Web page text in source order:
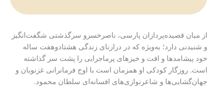
از میان قصیده‌پردازان پارسی، ناصرخسرو سرگذشتی شگفت‌انگیز
و شنیدنی دارد؛ به‌ویژه که در درازنای زندگی هشتادوهفت ساله‌
خود پیشامدها و افت و خیزهای پرماجرایی را پشت سر گذاشته
است. روزگار کودکی او همزمان است با اوج فرمانرانی غزنویان و
جهان‌گشایی‌ها و شاعرنوازی‌های افسانه‌ای سلطان محمود.